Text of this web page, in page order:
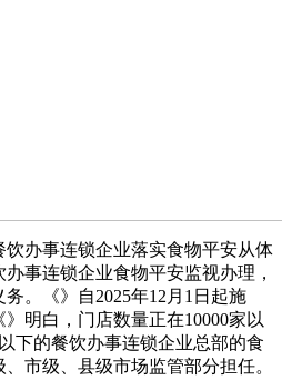
办事连锁企业落实食物平安从体
事连锁企业食物平安监视办理，
。《》自2025年12月1日起施
明白，门店数量正在10000家以
下的餐饮办事连锁企业总部的食
市级、县级市场监管部分担任。